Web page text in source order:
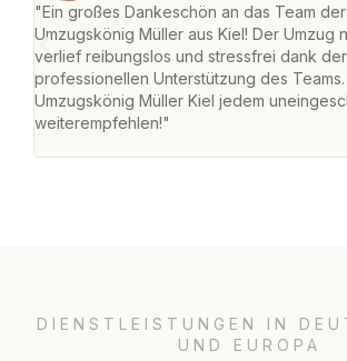
"Ein großes Dankeschön an das Team der
Umzugskönig Müller aus Kiel! Der Umzug
verlief reibungslos und stressfrei dank der
professionellen Unterstützung des Teams.
Umzugskönig Müller Kiel jedem
weiterempfehlen!"
DIENSTLEISTUNGEN IN
UND EUROPA